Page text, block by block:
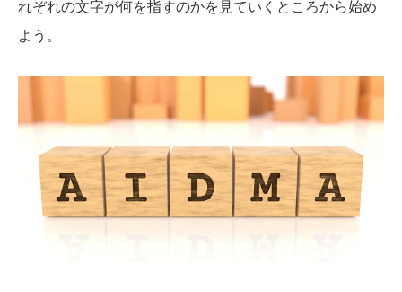
れぞれの文字が何を指すのかを見ていくところから始め
よう。